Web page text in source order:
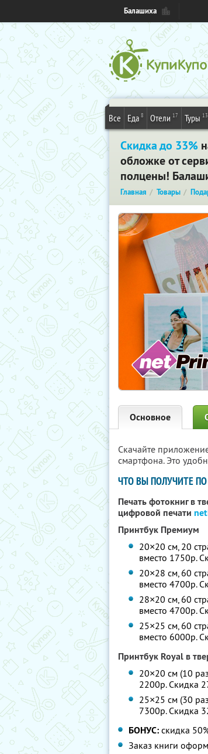
Балашиха
Все Еда 8 Отели 17 Туры 13
Скидка до 33%
обложке от
полцены!
Главная Товары
Основное
Скачайте
смартфона. Это
ЧТО ВЫ ПОЛУЧИТЕ
Печать фотокниг в
цифровой печати
Принтбук Премиум
20×20 см, 20
вместо 1750р.
20×28 см, 60
вместо 4700р.
28×20 см, 60
вместо 4700р.
25×25 см, 60
вместо 6000р.
Принтбук Royal в
20×20 см (10
2200р. Скидка
25×25 см (30
7300р. Скидка
БОНУС: скидка
Заказ книги